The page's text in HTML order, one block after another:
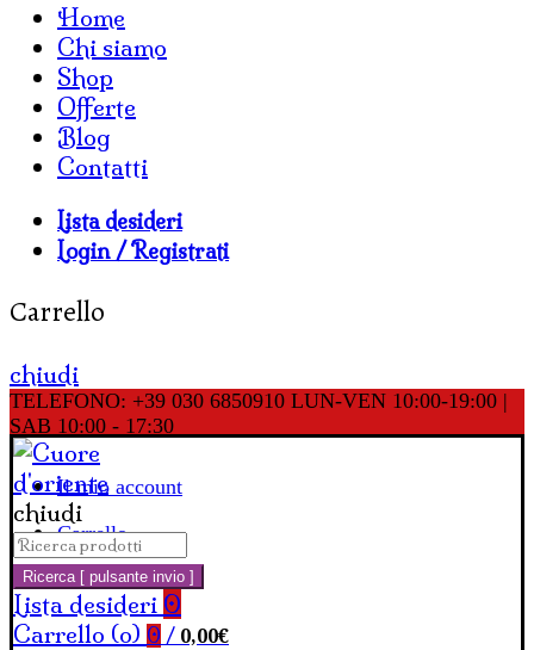
Home
Chi siamo
Shop
Offerte
Blog
Contatti
Lista desideri
Login / Registrati
Carrello
chiudi
TELEFONO: +39 030 6850910 LUN-VEN 10:00-19:00 |
SAB 10:00 - 17:30
Il mio account
Carrello
chiudi
Cerca:
Ricerca [ pulsante invio ]
Lista desideri 0
Carrello (o) 0 / 0,00€